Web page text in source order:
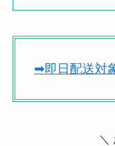
➡︎即日配送対
＼